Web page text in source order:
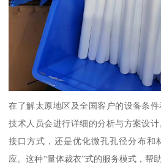
在了解太原地区及全国客户的设备条
技术人员会进行详细的分析与方案设计
接口方式，还是优化微孔孔径分布和
应。这种“量体裁衣”式的服务模式，帮